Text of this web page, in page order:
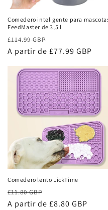
Comedero inteligente para
FeedMaster de 3,5 l
Precio
habitual
£114.99 GBP
de
A partir de £77.99 GBP
Comedero lento LickTime
Precio
habitual
£11.80 GBP
de
A partir de £8.80 GBP